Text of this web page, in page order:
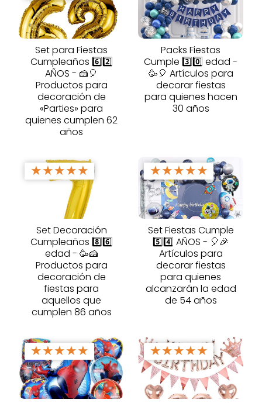
Set para Fiestas
Cumpleaños 6️⃣2️⃣
AÑOS - 🍰🎈
Productos para
decoración de
«Parties» para
quienes cumplen 62
años
Packs Fiestas
Cumple 3️⃣0️⃣ edad -
🥳🎈 Artículos para
decorar fiestas
para quienes hacen
30 años
★★★★★
Set Decoración
Cumpleaños 8️⃣6️⃣
edad - 🥳🍰
Productos para
decoración de
fiestas para
aquellos que
cumplen 86 años
★★★★★
Set Fiestas Cumple
5️⃣4️⃣ AÑOS - 🎈🎉
Artículos para
decorar fiestas
para quienes
alcanzarán la edad
de 54 años
★★★★★ ★★★★★